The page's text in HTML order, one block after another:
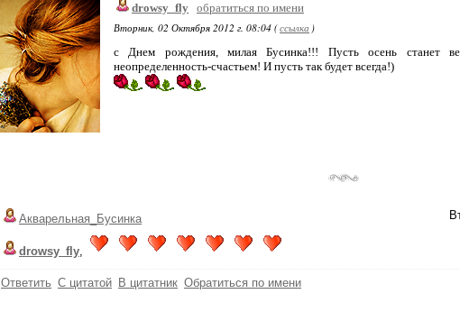
drowsy_fly обратиться по имени
Вторник, 02 Октября 2012 г. 08:04 (ссылка )
с Днем рождения, милая Бусинка!!! Пусть осень станет
неопределенность-счастьем! И пусть так будет всегда!)
Акварельная_Бусинка
drowsy_fly,
Ответить С цитатой В цитатник Обратиться по имени